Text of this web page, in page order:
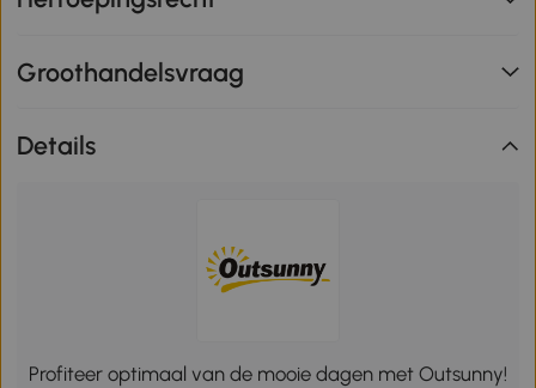
Groothandelsvraag
Details
Profiteer optimaal van de mooie dagen met Outsunny!